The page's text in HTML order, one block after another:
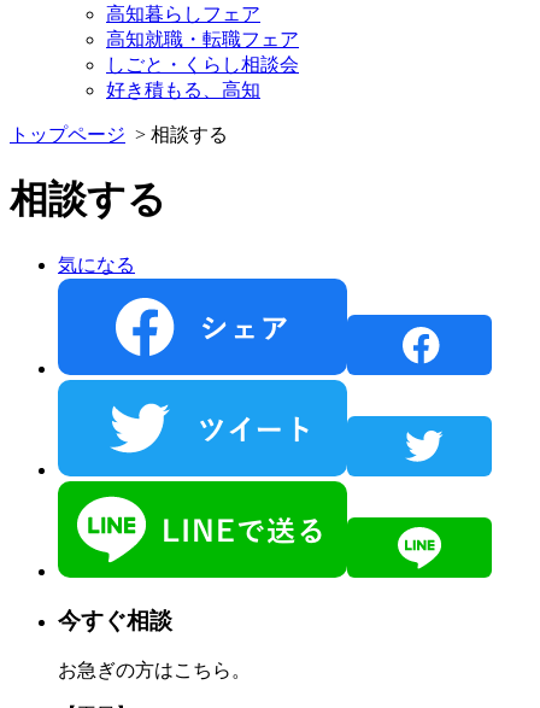
高知暮らしフェア
高知就職・転職フェア
しごと・くらし相談会
好き積もる、高知
トップページ > 相談する
相談する
気になる
今すぐ相談
お急ぎの方はこちら。